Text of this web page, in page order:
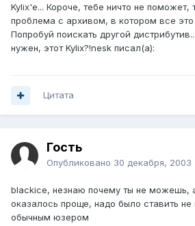
Kylix'e... Короче, тебе ничто не поможет,
проблема с архивом, в котором все это
Попробуй поискать другой
нужен, этот Kylix?!nesk писал(а):
Цитата
Гость
Опубликовано 30 декабря, 2003
blackice, незнаю почему ты не можешь,
оказалось проще, надо было ставить
обычным юзером